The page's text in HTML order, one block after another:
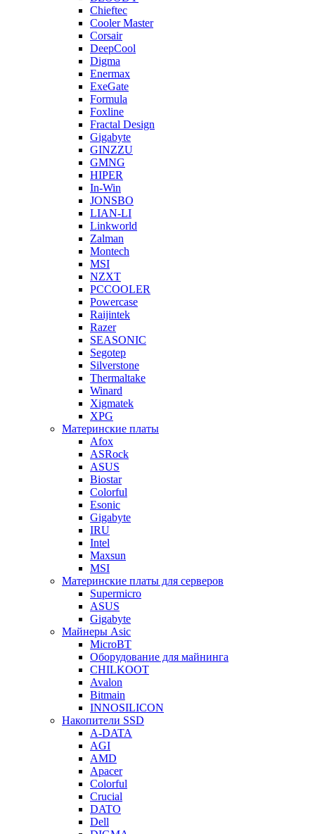
Chieftec
Cooler Master
Corsair
DeepCool
Digma
Enermax
ExeGate
Formula
Foxline
Fractal Design
Gigabyte
GINZZU
GMNG
HIPER
In-Win
JONSBO
LIAN-LI
Linkworld
Zalman
Montech
MSI
NZXT
PCCOOLER
Powercase
Raijintek
Razer
SEASONIC
Segotep
Silverstone
Thermaltake
Winard
Xigmatek
XPG
Материнские платы
Afox
ASRock
ASUS
Biostar
Colorful
Esonic
Gigabyte
IRU
Intel
Maxsun
MSI
Материнские платы для серверов
Supermicro
ASUS
Gigabyte
Майнеры Asic
MicroBT
Оборудование для майнинга
CHILKOOT
Avalon
Bitmain
INNOSILICON
Накопители SSD
A-DATA
AGI
AMD
Apacer
Colorful
Crucial
DATO
Dell